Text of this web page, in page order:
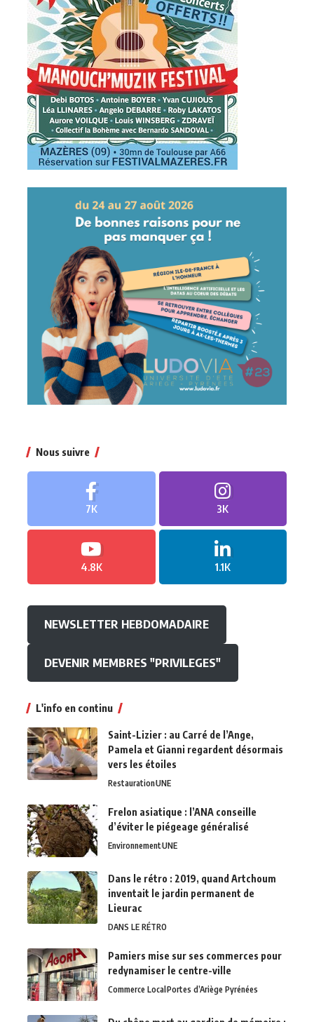
Nous suivre
7K 3K
4.8K 1.1K
NEWSLETTER HEBDOMADAIRE
DEVENIR MEMBRES "PRIVILEGES"
L'info en continu
Saint-Lizier : au Carré de l’Ange,
Pamela et Gianni regardent désormais
vers les étoiles
RestaurationUNE
Frelon asiatique : l’ANA conseille
d’éviter le piégeage généralisé
EnvironnementUNE
Dans le rétro : 2019, quand Artchoum
inventait le jardin permanent de
Lieurac
DANS LE RÉTRO
Pamiers mise sur ses commerces pour
redynamiser le centre-ville
Commerce LocalPortes d’Ariège Pyrénées